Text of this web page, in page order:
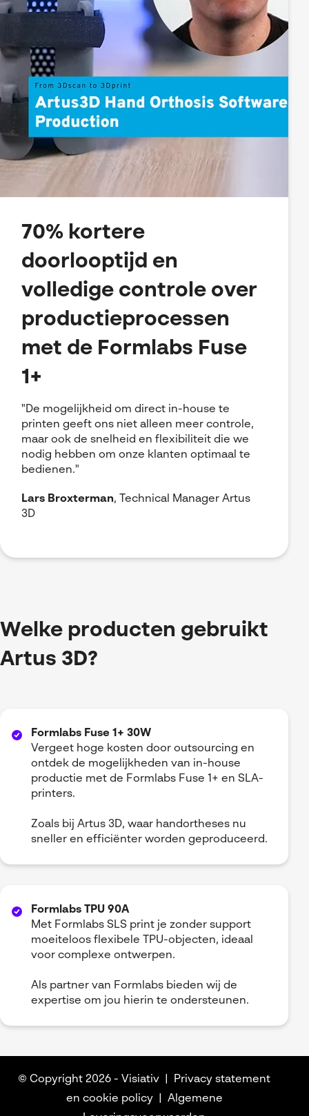
70% kortere
doorlooptijd en
volledige controle over
productieprocessen
met de Formlabs Fuse
1+
"De mogelijkheid om direct in-house te
printen geeft ons niet alleen meer controle,
maar ook de snelheid en flexibiliteit die we
nodig hebben om onze klanten optimaal te
bedienen."
Lars Broxterman, Technical Manager Artus
3D
Welke producten gebruikt
Artus 3D?
Formlabs Fuse 1+ 30W
Vergeet hoge kosten door outsourcing en
ontdek de mogelijkheden van in-house
productie met de Formlabs Fuse 1+ en SLA-
printers.
Zoals bij Artus 3D, waar handortheses nu
sneller en efficiënter worden geproduceerd.
Formlabs TPU 90A
Met Formlabs SLS print je zonder support
moeiteloos flexibele TPU-objecten, ideaal
voor complexe ontwerpen.
Als partner van Formlabs bieden wij de
expertise om jou hierin te ondersteunen.
© Copyright 2026 - Visiativ
Privacy statement
en cookie policy
Algemene